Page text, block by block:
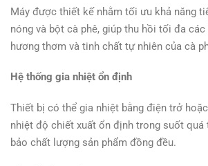
Máy được thiết kế nhằm tối ưu khả năng
nóng và bột cà phê, giúp thu hồi tối đa
hương thơm và tinh chất tự nhiên của cà
Hệ thống gia nhiệt ổn định
Thiết bị có thể gia nhiệt bằng điện trở
nhiệt độ chiết xuất ổn định trong suốt quá
bảo chất lượng sản phẩm đồng đều.